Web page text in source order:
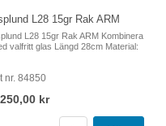
L28 15gr Rak ARM
L28 15gr Rak ARM Kombinera
valfritt glas Längd 28cm Material:
nr. 84850
kr